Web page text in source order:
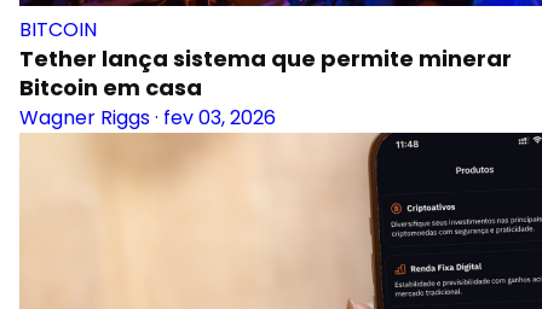
BITCOIN
Tether lança sistema que permite minerar
Bitcoin em casa
Wagner Riggs· fev 03, 2026